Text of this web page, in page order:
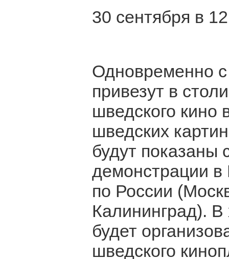
30 сентября в
Одновременно
привезут в
шведского кино
шведских
будут показаны
демонстрации в
по России
Калининград).
будет
шведского